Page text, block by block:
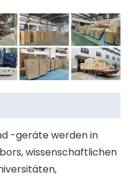
-geräte werden in
wissenschaftlichen